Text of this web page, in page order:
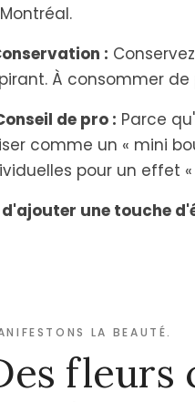
:
À consommer
de pro : Parce
comme un « mini
pour un effet
d'ajouter une touche
LA BEAUTÉ.
fleurs